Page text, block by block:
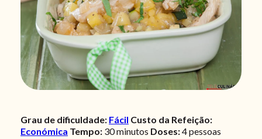
Grau de dificuldade: Fácil Custo da Refeição:
Económica Tempo: 30 minutos Doses:4 pessoas